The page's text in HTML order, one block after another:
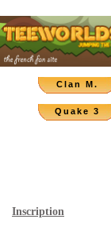
Clan M.
Quake 3
Inscription